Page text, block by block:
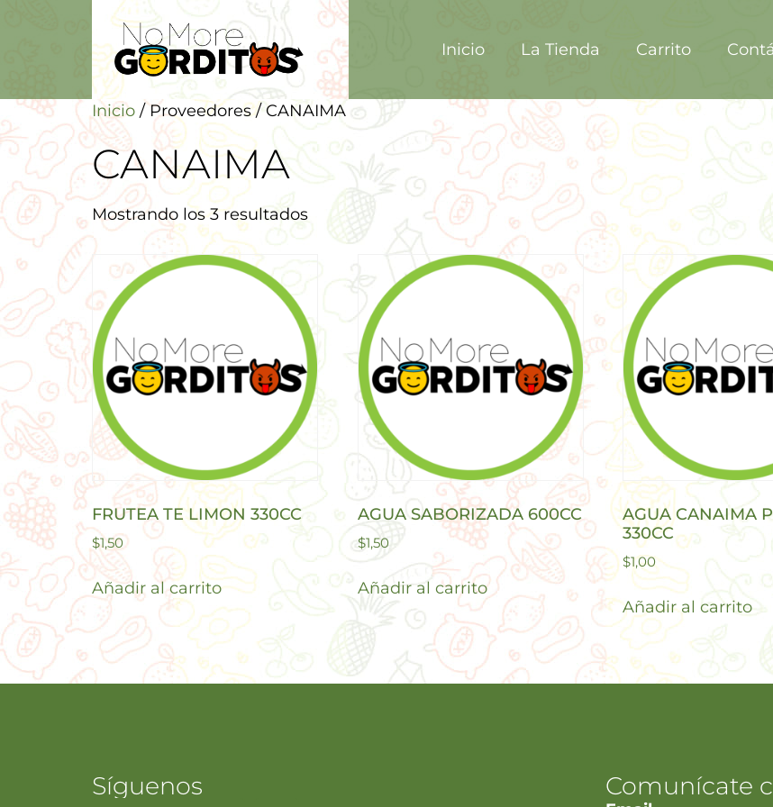
Inicio La Tienda Carrito
Inicio / Proveedores / CANAIMA
CANAIMA
Mostrando los 3 resultados
FRUTEA TE LIMON 330CC
$1,50
Añadir al carrito
AGUA SABORIZADA 600CC
$1,50
Añadir al carrito
AGUA CANAIMA
330CC
$1,00
Añadir al carrito
Síguenos Comunícate